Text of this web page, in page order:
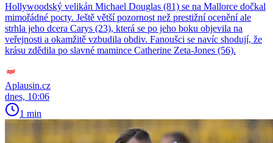
Hollywoodský velikán Michael Douglas (81) se na Mallorce dočkal
mimořádné pocty. Ještě větší pozornost než prestižní ocenění ale
strhla jeho dcera Carys (23), která se po jeho boku objevila na
veřejnosti a okamžitě vzbudila obdiv. Fanoušci se navíc shodují, že
krásu zdědila po slavné mamince Catherine Zeta-Jones (56).
Aplausin.cz
dnes, 10:06
1 min